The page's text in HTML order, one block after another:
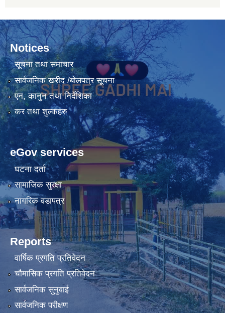
Notices
सूचना तथा समाचार
सार्वजनिक खरीद /बोलपत्र सूचना
एन, कानुन तथा निर्देशिका
कर तथा शुल्कहरु
eGov services
घटना दर्ता
सामाजिक सुरक्षा
नागरिक वडापत्र
Reports
वार्षिक प्रगति प्रतिवेदन
चौमासिक प्रगति प्रतिवेदन
सार्वजनिक सुनुवाई
सार्वजनिक परीक्षण